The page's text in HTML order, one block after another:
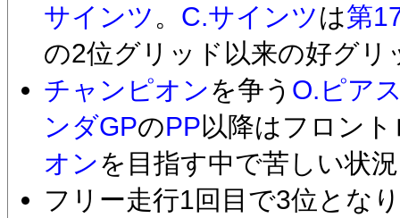
サインツ 。 C.サインツは第
の2位グリッド以来の好グリ
チャンピオンを争う O.ピア
ンダGPのPP以降はフロン
オンを目指す中で苦しい状況
フリー走行1回目で3位とな